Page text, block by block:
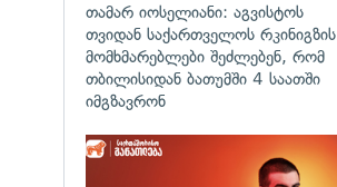
თამარ იოსელიანი: აგვისტოს
თვიდან საქართველოს რკინიგზის
მომხმარებლები შეძლებენ, რომ
თბილისიდან ბათუმში 4 საათში
იმგზავრონ